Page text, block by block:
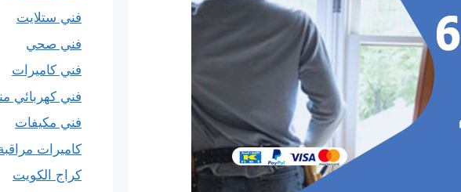
فني ستلايت
فني صحي
فني كاميرات
فني كهربائي
فني مكيفات
كاميرات
كراج الكويت